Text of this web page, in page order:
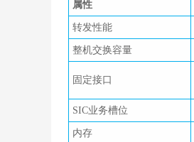
属性
转发性能
整机交换容量
固定接口
SIC业务槽位
内存